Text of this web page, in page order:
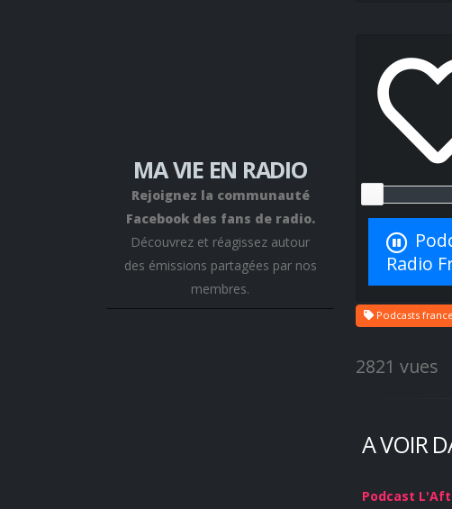
MA VIE EN RADIO
Rejoignez la communauté
Facebook des fans de radio.
Découvrez et réagissez autour
des émissions partagées par nos
membres.
Radio
Podcasts
2821 vues
A VOIR
Podcast